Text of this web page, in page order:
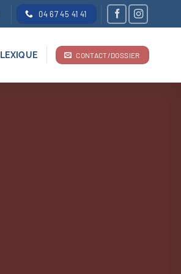
04 67 45 41 41
LEXIQUE CONTACT/DOSSIER